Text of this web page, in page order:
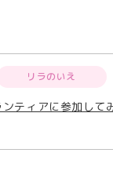
リラのいえ
ティアに参加して